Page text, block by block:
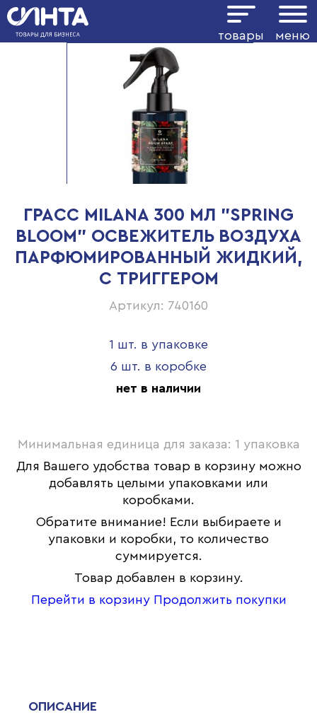
товары меню
ГРАСС MILANA 300 МЛ "SPRING
BLOOM" ОСВЕЖИТЕЛЬ ВОЗДУХА
ПАРФЮМИРОВАННЫЙ ЖИДКИЙ,
С ТРИГГЕРОМ
Артикул: 740160
1 шт. в упаковке
6 шт. в коробке
нет в наличии
Минимальная единица для заказа: 1 упаковка
Для Вашего удобства товар в корзину можно
добавлять целыми упаковками или
коробками.
Обратите внимание! Если выбираете и
упаковки и коробки, то количество
суммируется.
Товар добавлен в корзину.
Перейти в корзину Продолжить покупки
ОПИСАНИЕ